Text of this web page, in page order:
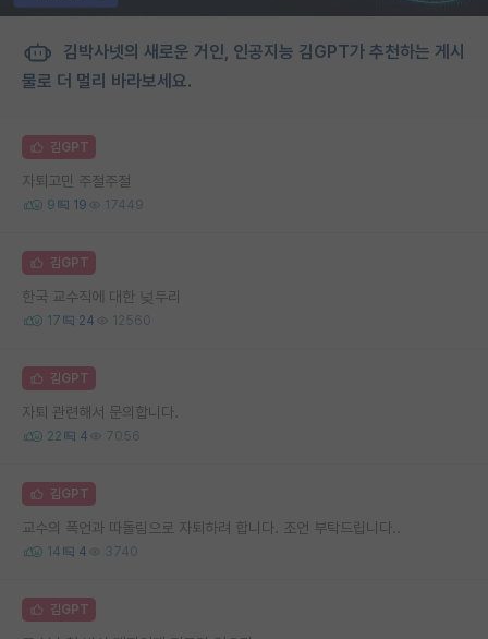
김박사넷의 새로운 거인, 인공지능 김GPT가 추천하는 게시
물로 더 멀리 바라보세요.
김GPT
자퇴고민 주절주절
9 19 17449
김GPT
한국 교수직에 대한 넞두리
17 24 12560
김GPT
자퇴 관련해서 문의합니다.
22 4 7056
김GPT
교수의 폭언과 따돌림으로 자퇴하려 합니다. 조언 부탁드립니다..
14 4 3740
김GPT